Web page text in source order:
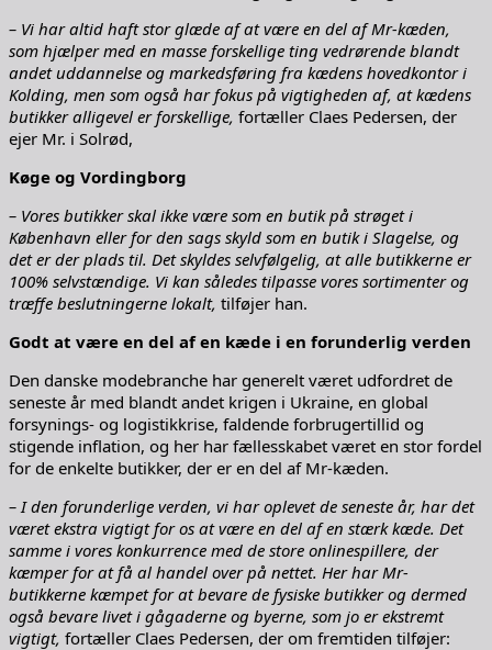
– Vi har altid haft stor glæde af at være en del af Mr-kæden,
som hjælper med en masse forskellige ting vedrørende blandt
andet uddannelse og markedsføring fra kædens hovedkontor i
Kolding, men som også har fokus på vigtigheden af, at kædens
butikker alligevel er forskellige, fortæller Claes Pedersen, der
ejer Mr. i Solrød,
Køge og Vordingborg
– Vores butikker skal ikke være som en butik på strøget i
København eller for den sags skyld som en butik i Slagelse, og
det er der plads til. Det skyldes selvfølgelig, at alle butikkerne er
100% selvstændige. Vi kan således tilpasse vores sortimenter og
træffe beslutningerne lokalt, tilføjer han.
Godt at være en del af en kæde i en forunderlig verden
Den danske modebranche har generelt været udfordret de
seneste år med blandt andet krigen i Ukraine, en global
forsynings- og logistikkrise, faldende forbrugertillid og
stigende inflation, og her har fællesskabet været en stor fordel
for de enkelte butikker, der er en del af Mr-kæden.
– I den forunderlige verden, vi har oplevet de seneste år, har det
været ekstra vigtigt for os at være en del af en stærk kæde. Det
samme i vores konkurrence med de store onlinespillere, der
kæmper for at få al handel over på nettet. Her har Mr-
butikkerne kæmpet for at bevare de fysiske butikker og dermed
også bevare livet i gågaderne og byerne, som jo er ekstremt
vigtigt, fortæller Claes Pedersen, der om fremtiden tilføjer: